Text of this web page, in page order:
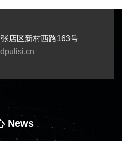
店区新村西路163号
News